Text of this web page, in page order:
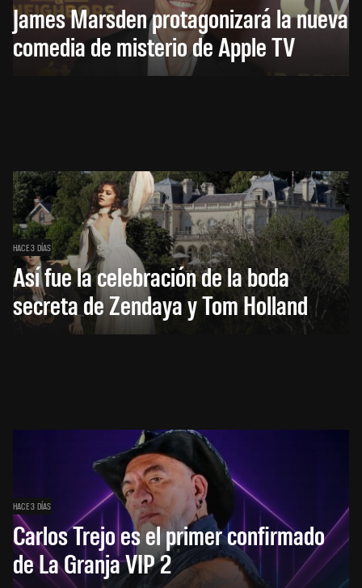
James Marsden protagonizará la nueva
comedia de misterio de Apple TV
HACE 3 DÍAS
Así fue la celebración de la boda
secreta de Zendaya y Tom Holland
HACE 3 DÍAS
Carlos Trejo es el primer confirmado
de La Granja VIP 2